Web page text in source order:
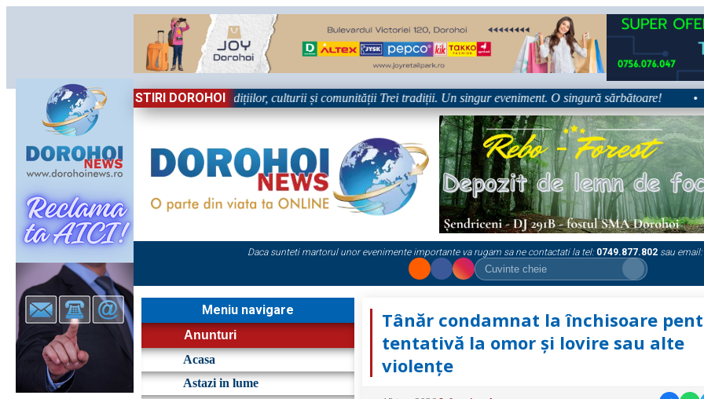
STIRI DOROHOI
în Sărbătoare!” – trei zile dedicate tradițiilor, culturii și comunității Trei tradiții. Un singur eveniment. O singură sărbătoare! •
Daca sunteti martorul unor evenimente importante va rugam sa ne contactati la tel: 0749.877.802 sau email:
Meniu navigare
Anunturi
Acasa
Astazi in lume
Tânăr condamnat la închisoare
tentativă la omor și lovire sau alte
violențe